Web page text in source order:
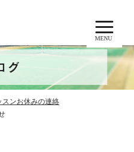
MENU
グ
スンお休みの連絡